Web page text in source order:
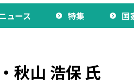
ュース 特集 国
秋山 浩保 氏